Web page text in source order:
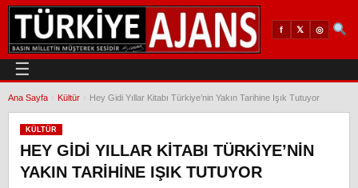
f 𝕏 ◎
☰
Ana Sayfa Kültür Hey Gidi Yıllar Kitabı Türkiye’nin Yakın Tarihine Işık Tutuyor
KÜLTÜR
HEY GIDI YILLAR KITABI TÜRKIYE’NIN
YAKIN TARIHINE IŞIK TUTUYOR